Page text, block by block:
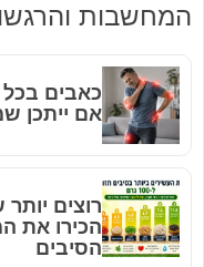
המחשבות
כאבים בכל
אם ייתכן
רוצים יותר
הכירו את
הסיבים